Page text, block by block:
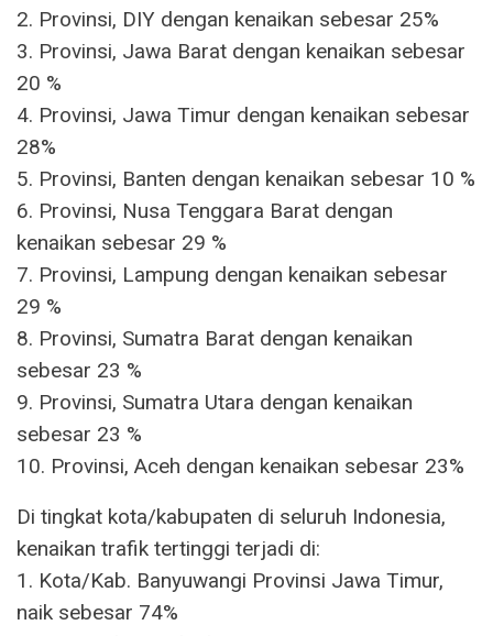
2. Provinsi, DIY dengan kenaikan sebesar 25%
3. Provinsi, Jawa Barat dengan kenaikan sebesar
20 %
4. Provinsi, Jawa Timur dengan kenaikan sebesar
28%
5. Provinsi, Banten dengan kenaikan sebesar 10 %
6. Provinsi, Nusa Tenggara Barat dengan
kenaikan sebesar 29 %
7. Provinsi, Lampung dengan kenaikan sebesar
29 %
8. Provinsi, Sumatra Barat dengan kenaikan
sebesar 23 %
9. Provinsi, Sumatra Utara dengan kenaikan
sebesar 23 %
10. Provinsi, Aceh dengan kenaikan sebesar 23%
Di tingkat kota/kabupaten di seluruh Indonesia,
kenaikan trafik tertinggi terjadi di:
1. Kota/Kab. Banyuwangi Provinsi Jawa Timur,
naik sebesar 74%